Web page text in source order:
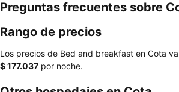
Preguntas frecuentes sobre
Rango de precios
Los precios de Bed and breakfast en Cota
‎$ 177.037 por noche.